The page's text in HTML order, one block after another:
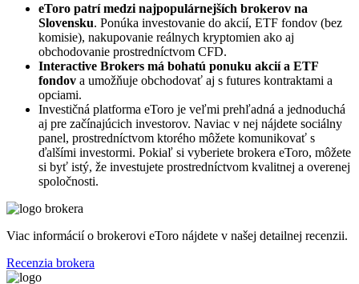
eToro patrí medzi najpopulárnejších brokerov na
Slovensku. Ponúka investovanie do akcií, ETF fondov (bez
komisie), nakupovanie reálnych kryptomien ako aj
obchodovanie prostredníctvom CFD.
Interactive Brokers má bohatú ponuku akcií a ETF
fondov a umožňuje obchodovať aj s futures kontraktami a
opciami.
Investičná platforma eToro je veľmi prehľadná a jednoduchá
aj pre začínajúcich investorov. Naviac v nej nájdete sociálny
panel, prostredníctvom ktorého môžete komunikovať s
ďalšími investormi. Pokiaľ si vyberiete brokera eToro, môžete
si byť istý, že investujete prostredníctvom kvalitnej a overenej
spoločnosti.
Viac informácií o brokerovi eToro nájdete v našej detailnej recenzii.
Recenzia brokera